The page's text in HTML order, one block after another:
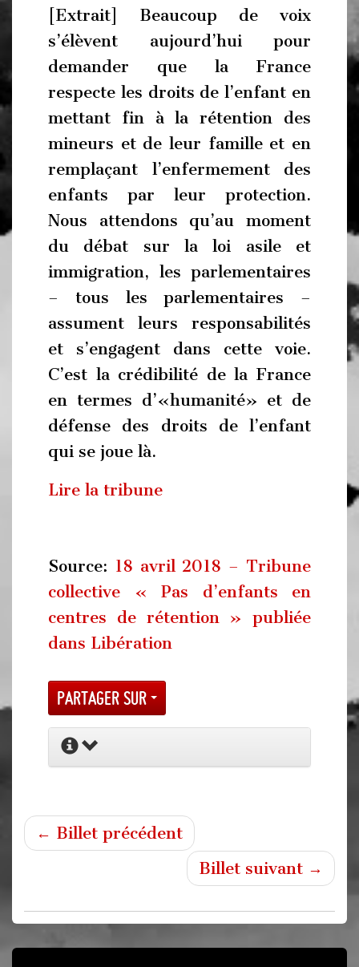
[Extrait] Beaucoup de voix
s’élèvent aujourd’hui pour
demander que la France
respecte les droits de l’enfant en
mettant fin à la rétention des
mineurs et de leur famille et en
remplaçant l’enfermement des
enfants par leur protection.
Nous attendons qu’au moment
du débat sur la loi asile et
immigration, les parlementaires
– tous les parlementaires –
assument leurs responsabilités
et s’engagent dans cette voie.
C’est la crédibilité de la France
en termes d’«humanité» et de
défense des droits de l’enfant
qui se joue là.
Lire la tribune
Source: 18 avril 2018 – Tribune
collective « Pas d’enfants en
centres de rétention » publiée
dans Libération
Partager sur
← Billet précédent
Billet suivant →